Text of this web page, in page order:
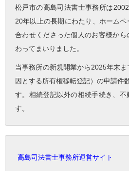
松戸市の高島司法書士事務所は
20年以上の長期にわたり、ホーム
合わせくださった個人のお客様から
わってまいりました。
当事務所の新規開業から2025年末
因とする所有権移転登記）の申請件
す。相続登記以外の相続手続き、
す。
高島司法書士事務所運営サイト